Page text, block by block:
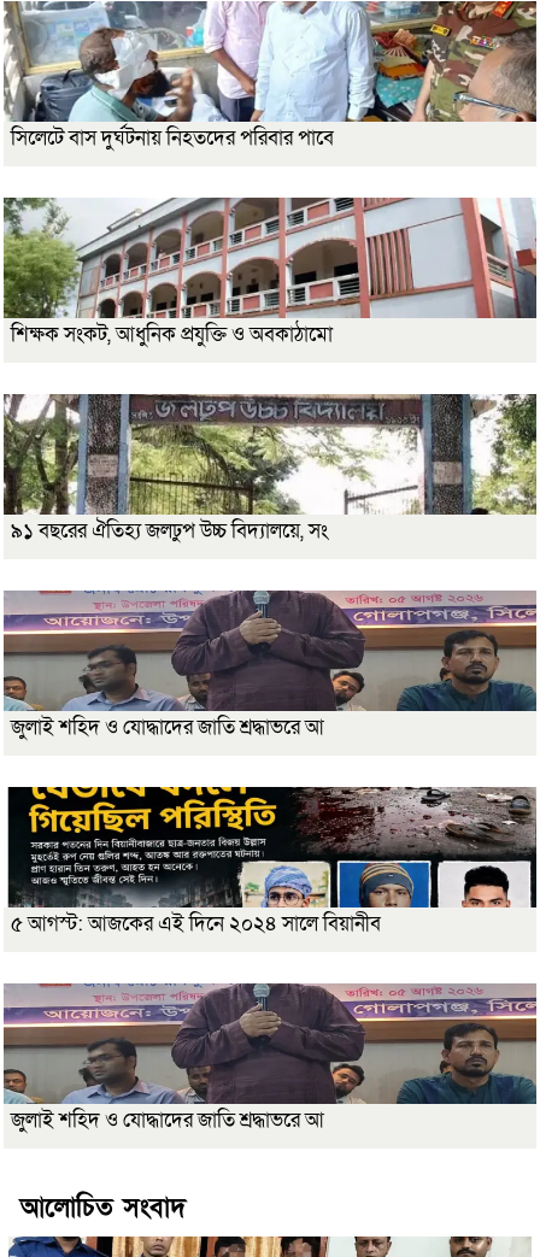
সিলেটে বাস দুর্ঘটনায় নিহতদের পরিবার পাবে
শিক্ষক সংকট, আধুনিক প্রযুক্তি ও অবকাঠামো
৯১ বছরের ঐতিহ্য জলঢুপ উচ্চ বিদ্যালয়ে, সং
জুলাই শহিদ ও যোদ্ধাদের জাতি শ্রদ্ধাভরে আ
৫ আগস্ট: আজকের এই দিনে ২০২৪ সালে বিয়ানীব
জুলাই শহিদ ও যোদ্ধাদের জাতি শ্রদ্ধাভরে আ
আলোচিত সংবাদ